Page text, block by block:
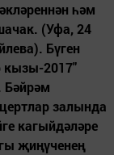
һәм
(Уфа, 24
Бүген
кызы-2017"
Бәйрәм
залында
кагыйдәләре
җиңүченең